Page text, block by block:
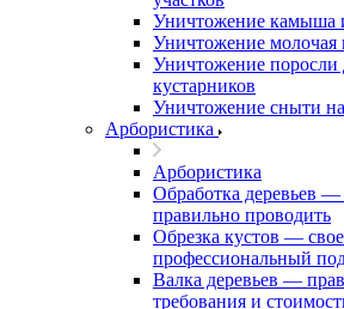
Уничтожение камыша
Уничтожение молочая
Уничтожение поросли
кустарников
Уничтожение сныти на
Арбористика
Арбористика
Обработка деревьев —
правильно проводить
Обрезка кустов —
профессиональный
Валка деревьев —
требования и